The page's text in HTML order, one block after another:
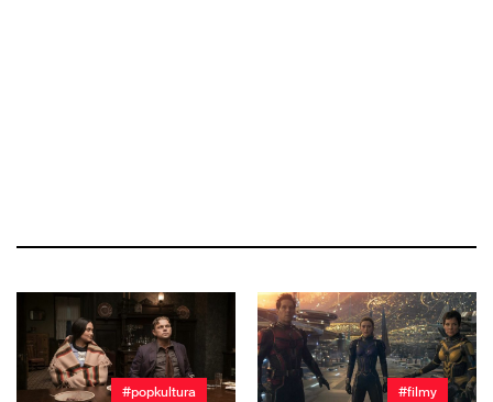
#popkultura #filmy